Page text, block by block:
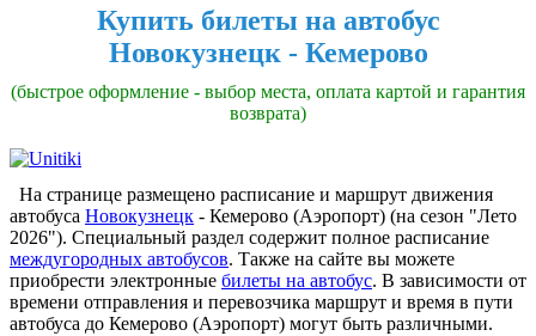
Купить билеты на автобус
Новокузнецк - Кемерово
(быстрое оформление - выбор места, оплата картой и гарантия
возврата)
На странице размещено расписание и маршрут движения
автобуса Новокузнецк - Кемерово (Аэропорт) (на сезон "Лето
2026"). Специальный раздел содержит полное расписание
междугородных автобусов. Также на сайте вы можете
приобрести электронные билеты на автобус. В зависимости от
времени отправления и перевозчика маршрут и время в пути
автобуса до Кемерово (Аэропорт) могут быть различными.